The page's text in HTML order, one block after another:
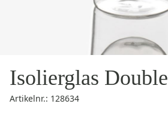
Isolierglas Double
Artikelnr.: 128634